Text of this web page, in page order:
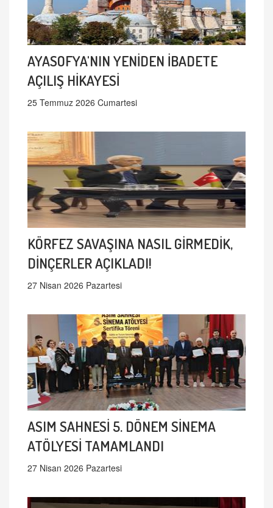
AYASOFYA'NIN YENİDEN İBADETE
AÇILIŞ HİKAYESİ
25 Temmuz 2026 Cumartesi
KÖRFEZ SAVAŞINA NASIL GİRMEDİK,
DİNÇERLER AÇIKLADI!
27 Nisan 2026 Pazartesi
ASIM SAHNESİ 5. DÖNEM SİNEMA
ATÖLYESİ TAMAMLANDI
27 Nisan 2026 Pazartesi